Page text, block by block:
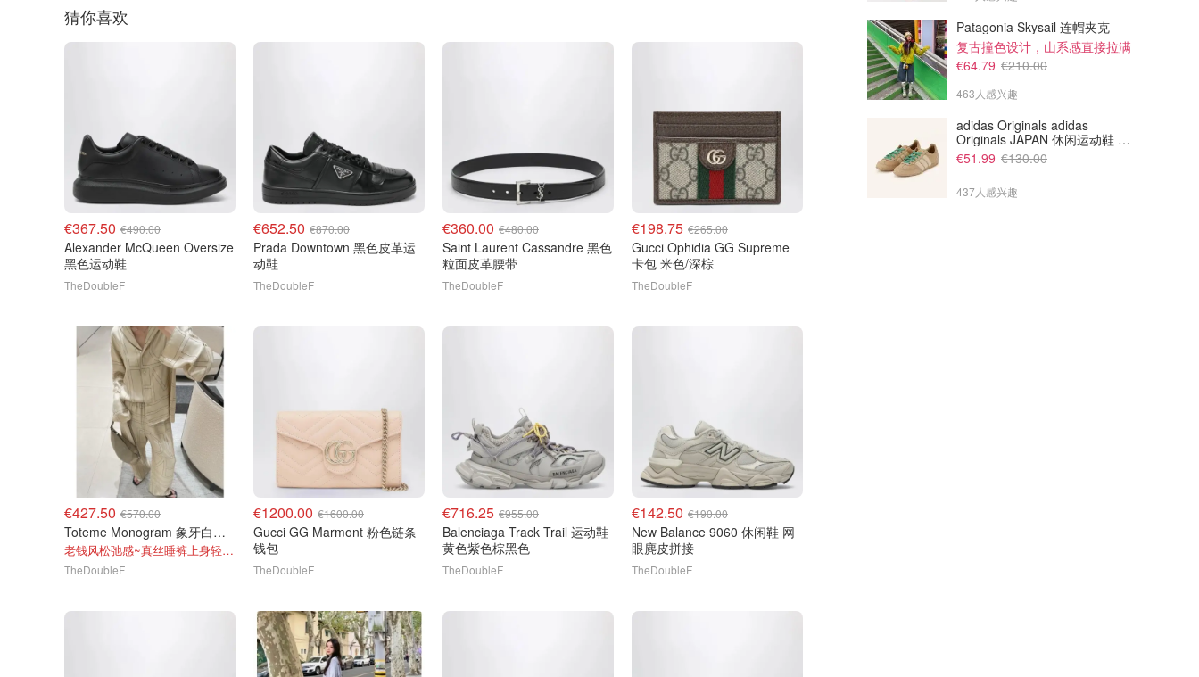
猜你喜欢
€367.50 €490.00
Alexander McQueen Oversize
黑色运动鞋
TheDoubleF
€652.50 €870.00
Prada Downtown 黑色皮革运
动鞋
TheDoubleF
€360.00 €480.00
Saint Laurent Cassandre 黑色
粒面皮革腰带
TheDoubleF
€198.75 €265.00
Gucci Ophidia GG Supreme
卡包 米色/深棕
TheDoubleF
€427.50 €570.00
Toteme Monogram 象牙白真丝睡裤
老钱风松弛感~真丝睡裤上身轻盈又高级
TheDoubleF
€1200.00 €1600.00
Gucci GG Marmont 粉色链条
钱包
TheDoubleF
€716.25 €955.00
Balenciaga Track Trail 运动鞋
黄色紫色棕黑色
TheDoubleF
€142.50 €190.00
New Balance 9060 休闲鞋 网
眼麂皮拼接
TheDoubleF
Patagonia Skysail 连帽夹克
复古撞色设计，山系感直接拉满
€64.79 €210.00
463人感兴趣
adidas Originals adidas
Originals JAPAN 休闲运动鞋 米
色
€51.99 €130.00
437人感兴趣